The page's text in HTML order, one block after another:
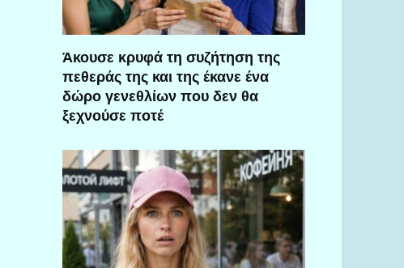
Άκουσε κρυφά τη συζήτηση της
πεθεράς της και της έκανε ένα
δώρο γενεθλίων που δεν θα
ξεχνούσε ποτέ